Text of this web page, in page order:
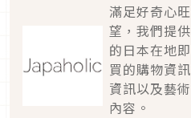
滿足好奇心
望，我們提
的日本在地
買的購物資
資訊以及藝
內容。